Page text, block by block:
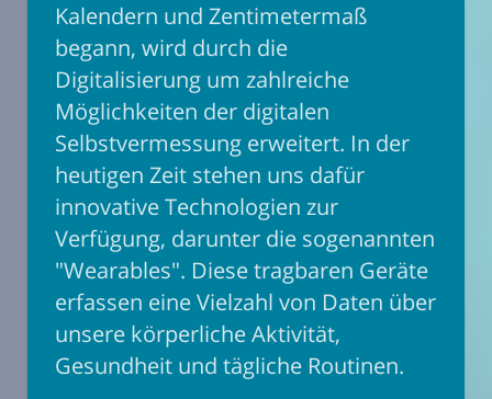
Kalendern und Zentimetermaß
begann, wird durch die
Digitalisierung um zahlreiche
Möglichkeiten der digitalen
Selbstvermessung erweitert. In der
heutigen Zeit stehen uns dafür
innovative Technologien zur
Verfügung, darunter die sogenannten
"Wearables". Diese tragbaren Geräte
erfassen eine Vielzahl von Daten über
unsere körperliche Aktivität,
Gesundheit und tägliche Routinen.